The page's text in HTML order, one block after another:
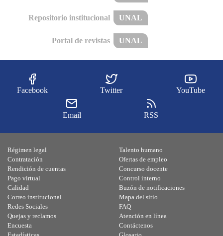
Repositorio institucional UNAL
Portal de revistas UNAL
Facebook Twitter YouTube
Email RSS
Régimen legal
Contratación
Rendición de cuentas
Pago virtual
Calidad
Talento humano
Ofertas de empleo
Concurso docente
Control interno
Buzón de notificaciones
Correo institucional
Redes Sociales
Quejas y reclamos
Encuesta
Mapa del sitio
FAQ
Atención en línea
Contáctenos